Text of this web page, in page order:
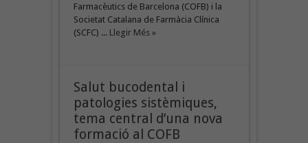
Farmacèutics de Barcelona (COFB) i la
Societat Catalana de Farmàcia Clínica
(SCFC) ... Llegir Més »
Salut bucodental i
patologies sistèmiques,
tema central d’una nova
formació al COFB